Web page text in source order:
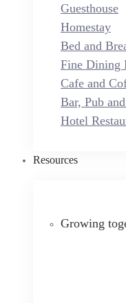
Guesthouse
Homestay
Bed and
Fine Dining
Cafe and
Bar, Pub
Hotel
Resources
Growing